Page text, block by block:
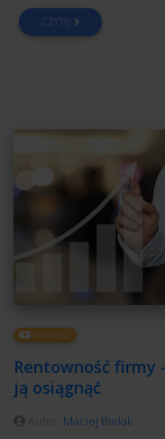
CZYTAJ
FINANSE
Rentowność firmy
ją osiągnąć
Maciej Bielak